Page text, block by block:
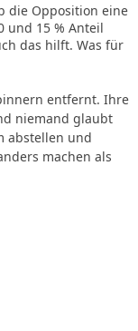
die Opposition eine
und 15 % Anteil
das hilft. Was für
entfernt. Ihre
niemand glaubt
abstellen und
machen als